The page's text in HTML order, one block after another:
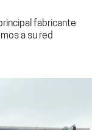
fabricante
a su red